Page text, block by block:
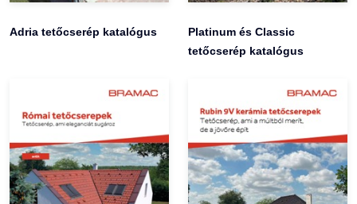
Adria tetőcserép katalógus
Platinum és Classic
tetőcserép katalógus